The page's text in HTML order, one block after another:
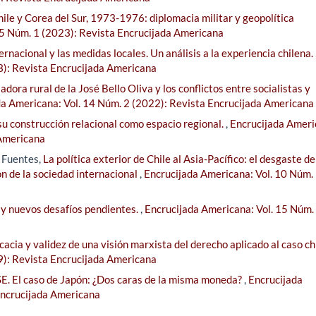
y Corea del Sur, 1973-1976: diplomacia militar y geopolítica
Núm. 1 (2023): Revista Encrucijada Americana
y las medidas locales. Un análisis a la experiencia chilena.
Revista Encrucijada Americana
rural de la José Bello Oliva y los conflictos entre socialistas y
Americana: Vol. 14 Núm. 2 (2022): Revista Encrucijada Americana
construcción relacional como espacio regional., Encrucijada
La política exterior de Chile al Asia-Pacífico: el desgaste
de la sociedad internacional , Encrucijada Americana: Vol. 10 Núm.
nuevos desafíos pendientes., Encrucijada Americana: Vol. 15 Núm.
y validez de una visión marxista del derecho aplicado al caso
Revista Encrucijada Americana
El caso de Japón: ¿Dos caras de la misma moneda?, Encrucijada
Americana